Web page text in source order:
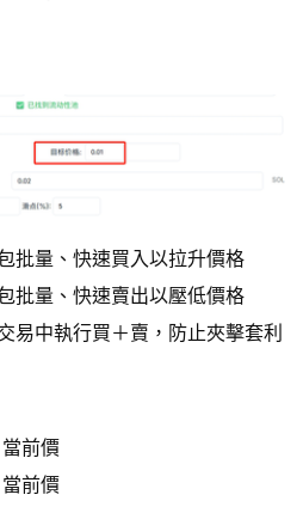
批量、快速買入以拉升價格
批量、快速賣出以壓低價格
易中執行買＋賣，防止夾擊套利
前價
前價